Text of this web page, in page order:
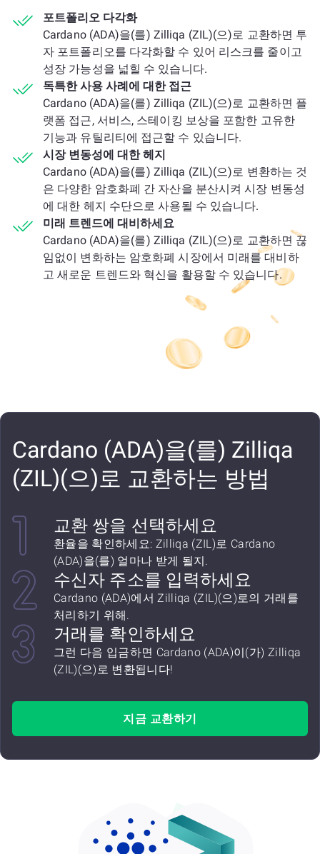
포트폴리오 다각화
Cardano (ADA)을(를) Zilliqa (ZIL)(으)로 교환하면 투
자 포트폴리오를 다각화할 수 있어 리스크를 줄이고
성장 가능성을 넓힐 수 있습니다.
독특한 사용 사례에 대한 접근
Cardano (ADA)을(를) Zilliqa (ZIL)(으)로 교환하면 플
랫폼 접근, 서비스, 스테이킹 보상을 포함한 고유한
기능과 유틸리티에 접근할 수 있습니다.
시장 변동성에 대한 헤지
Cardano (ADA)을(를) Zilliqa (ZIL)(으)로 변환하는 것
은 다양한 암호화폐 간 자산을 분산시켜 시장 변동성
에 대한 헤지 수단으로 사용될 수 있습니다.
미래 트렌드에 대비하세요
Cardano (ADA)을(를) Zilliqa (ZIL)(으)로 교환하면 끊
임없이 변화하는 암호화폐 시장에서 미래를 대비하
고 새로운 트렌드와 혁신을 활용할 수 있습니다.
Cardano (ADA)을(를) Zilliqa
(ZIL)(으)로 교환하는 방법
교환 쌍을 선택하세요
환율을 확인하세요: Zilliqa (ZIL)로 Cardano
(ADA)을(를) 얼마나 받게 될지.
수신자 주소를 입력하세요
Cardano (ADA)에서 Zilliqa (ZIL)(으)로의 거래를
처리하기 위해.
거래를 확인하세요
그런 다음 입금하면 Cardano (ADA)이(가) Zilliqa
(ZIL)(으)로 변환됩니다!
지금 교환하기